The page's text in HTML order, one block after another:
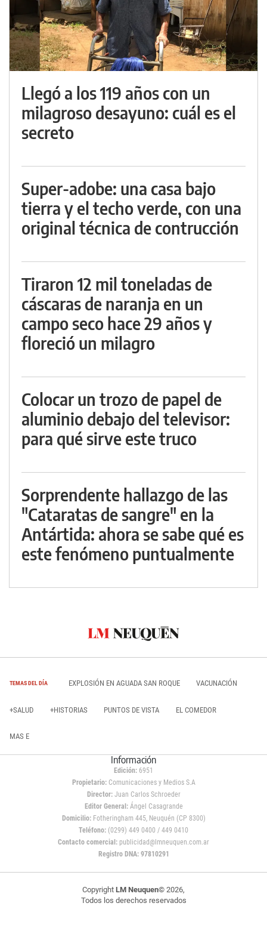
Llegó a los 119 años con un
milagroso desayuno: cuál es el
secreto
Super-adobe: una casa bajo
tierra y el techo verde, con una
original técnica de contrucción
Tiraron 12 mil toneladas de
cáscaras de naranja en un
campo seco hace 29 años y
floreció un milagro
Colocar un trozo de papel de
aluminio debajo del televisor:
para qué sirve este truco
Sorprendente hallazgo de las
"Cataratas de sangre" en la
Antártida: ahora se sabe qué es
este fenómeno puntualmente
TEMAS DEL DÍA EXPLOSIÓN EN AGUADA SAN ROQUE VACUNACIÓN
+SALUD +HISTORIAS PUNTOS DE VISTA EL COMEDOR
MAS E
Información
Edición: 6951
Propietario:Comunicaciones y Medios S.A
Director: Juan Carlos Schroeder
Editor General:Ángel Casagrande
Domicilio:Fotheringham 445, Neuquén (CP 8300)
Teléfono: (0299) 449 0400 / 449 0410
Contacto comercial: publicidad@lmneuquen.com.ar
Registro DNA: 97810291
Copyright LM Neuquen© 2026,
Todos los derechos reservados